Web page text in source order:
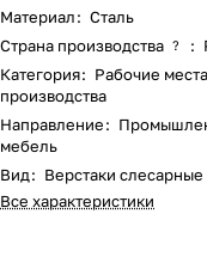
Материал: Сталь
Страна производства ? :
Категория: Рабочие
производства
Направление:
мебель
Вид: Верстаки слесарные
Все характеристики